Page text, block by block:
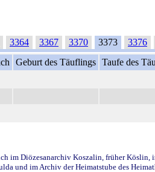
3364 3367 3370 3373 3376
Geburt des Täuflings Taufe des
im Diözesanarchiv Koszalin, früher
und im Archiv der Heimatstube des